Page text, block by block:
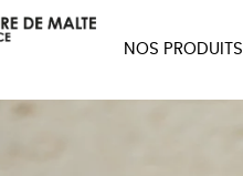
NOS PRODUITS
NOTRE COLLECTION